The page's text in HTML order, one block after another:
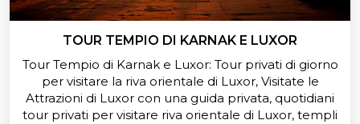
TOUR TEMPIO DI KARNAK E LUXOR
Tour Tempio di Karnak e Luxor: Tour privati ​​di giorno
per visitare la riva orientale di Luxor, Visitate le
Attrazioni di Luxor con una guida privata, quotidiani
tour privati ​​per visitare riva orientale di Luxor, templi